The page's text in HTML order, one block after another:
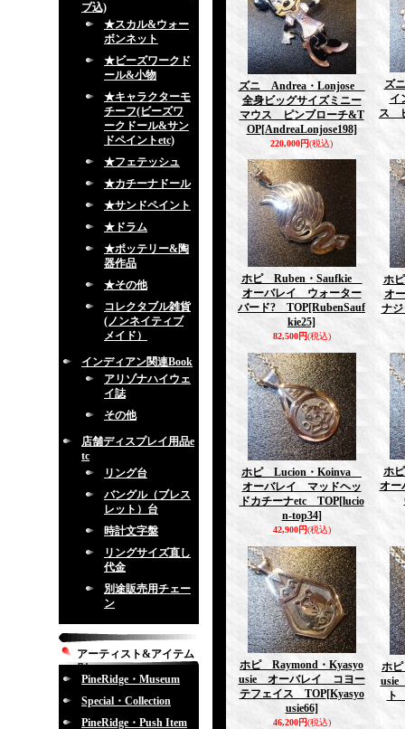
ブ込)
★スカル&ウォー
ボンネット
★ビーズワークド
ール&小物
★キャラクターモ
チーフ(ビーズワ
ークドール&サン
ドペイントetc)
★フェテッシュ
★カチーナドール
★サンドペイント
★ドラム
★ポッテリー&陶
器作品
★その他
コレクタブル雑貨
(ノンネイティブ
メイド）
インディアン関連Book
アリゾナハイウェ
イ誌
その他
店舗ディスプレイ用品e
tc
リング台
バングル（ブレス
レット）台
時計文字盤
リングサイズ直し
代金
別途販売用チェー
ン
アーティスト&アイテム
別
PineRidge・Museum
Special・Collection
PineRidge・Push Item
ズニ Andrea・Lonjose
全身ビッグサイズミニー
マウス ピンブローチ&T
OP[AndreaLonjose198]
220,000円(税込)
ズ
イ
ス
ホピ Ruben・Saufkie
オーバレイ ウォーター
バード? TOP[RubenSauf
kie25]
82,500円(税込)
ホ
オ
ナジ
ホピ Lucion・Koinva
オーバレイ マッドヘッ
ドカチーナetc TOP[lucio
n-top34]
42,900円(税込)
ホ
オ
ホピ Raymond・Kyasyo
usie オーバレイ コヨー
テフェイス TOP[Kyasyo
usie66]
46,200円(税込)
ホ
ト